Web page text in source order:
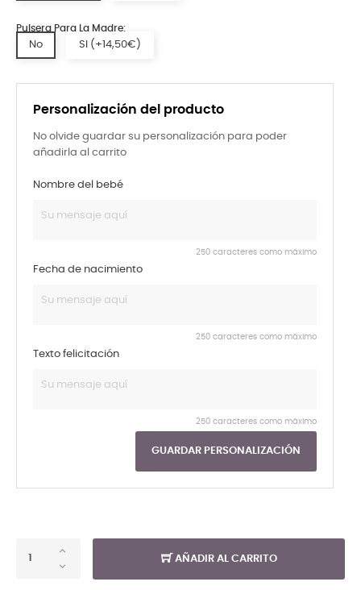
Personalización del producto
No olvide guardar su personalización para poder
añadirla al carrito
Nombre del bebé
250 caracteres como máximo
Fecha de nacimiento
250 caracteres como máximo
Texto felicitación
250 caracteres como máximo
GUARDAR PERSONALIZACIÓN
Pulsera Para La Madre:
No SI (+14,50€)
AÑADIR AL CARRITO